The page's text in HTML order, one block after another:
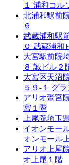
１ 浦和コル
北浦和駅前
６
武蔵浦和駅
０ 武蔵浦和
大宮駅前院
８ 誠ビル２
大宮区天沼
５９-１ グ
アリオ鷲宮
宮１階
上尾院埼玉
イオンモー
オンモール
アリオ上尾
オ上尾１階